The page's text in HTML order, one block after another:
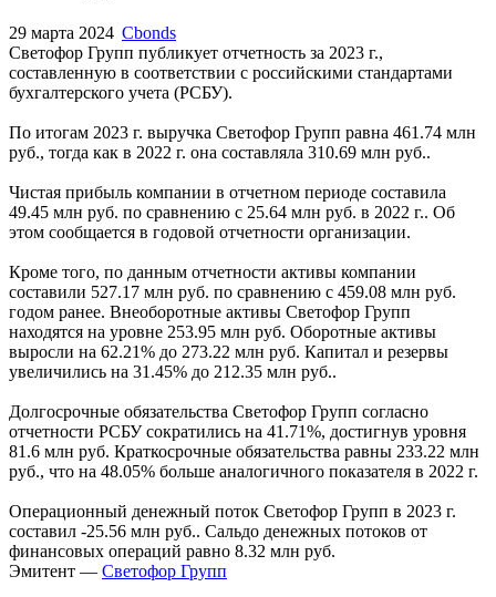
29 марта 2024 Cbonds
Светофор Групп публикует отчетность за 2023 г.,
составленную в соответствии с российскими стандартами
бухгалтерского учета (РСБУ).
По итогам 2023 г. выручка Светофор Групп равна 461.74 млн
руб., тогда как в 2022 г. она составляла 310.69 млн руб..
Чистая прибыль компании в отчетном периоде составила
49.45 млн руб. по сравнению с 25.64 млн руб. в 2022 г.. Об
этом сообщается в годовой отчетности организации.
Кроме того, по данным отчетности активы компании
составили 527.17 млн руб. по сравнению с 459.08 млн руб.
годом ранее. Внеоборотные активы Светофор Групп
находятся на уровне 253.95 млн руб. Оборотные активы
выросли на 62.21% до 273.22 млн руб. Капитал и резервы
увеличились на 31.45% до 212.35 млн руб..
Долгосрочные обязательства Светофор Групп согласно
отчетности РСБУ сократились на 41.71%, достигнув уровня
81.6 млн руб. Краткосрочные обязательства равны 233.22 млн
руб., что на 48.05% больше аналогичного показателя в 2022 г.
Операционный денежный поток Светофор Групп в 2023 г.
составил -25.56 млн руб.. Сальдо денежных потоков от
финансовых операций равно 8.32 млн руб.
Эмитент — Светофор Групп